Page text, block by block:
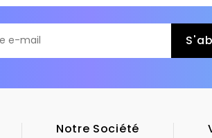
Notre Société